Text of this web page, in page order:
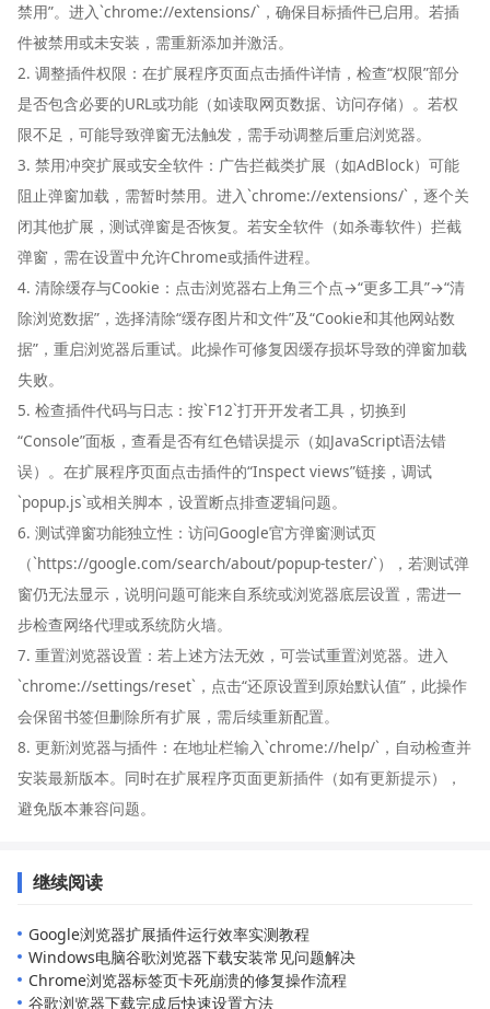
禁用”。进入`chrome://extensions/`，确保目标插件已启用。若插
件被禁用或未安装，需重新添加并激活。
2. 调整插件权限：在扩展程序页面点击插件详情，检查“权限”部分
是否包含必要的URL或功能（如读取网页数据、访问存储）。若权
限不足，可能导致弹窗无法触发，需手动调整后重启浏览器。
3. 禁用冲突扩展或安全软件：广告拦截类扩展（如AdBlock）可能
阻止弹窗加载，需暂时禁用。进入`chrome://extensions/`，逐个关
闭其他扩展，测试弹窗是否恢复。若安全软件（如杀毒软件）拦截
弹窗，需在设置中允许Chrome或插件进程。
4. 清除缓存与Cookie：点击浏览器右上角三个点→“更多工具”→“清
除浏览数据”，选择清除“缓存图片和文件”及“Cookie和其他网站数
据”，重启浏览器后重试。此操作可修复因缓存损坏导致的弹窗加载
失败。
5. 检查插件代码与日志：按`F12`打开开发者工具，切换到
“Console”面板，查看是否有红色错误提示（如JavaScript语法错
误）。在扩展程序页面点击插件的“Inspect views”链接，调试
`popup.js`或相关脚本，设置断点排查逻辑问题。
6. 测试弹窗功能独立性：访问Google官方弹窗测试页
（`https://google.com/search/about/popup-tester/`），若测试弹
窗仍无法显示，说明问题可能来自系统或浏览器底层设置，需进一
步检查网络代理或系统防火墙。
7. 重置浏览器设置：若上述方法无效，可尝试重置浏览器。进入
`chrome://settings/reset`，点击“还原设置到原始默认值”，此操作
会保留书签但删除所有扩展，需后续重新配置。
8. 更新浏览器与插件：在地址栏输入`chrome://help/`，自动检查并
安装最新版本。同时在扩展程序页面更新插件（如有更新提示），
避免版本兼容问题。
继续阅读
Google浏览器扩展插件运行效率实测教程
Windows电脑谷歌浏览器下载安装常见问题解决
Chrome浏览器标签页卡死崩溃的修复操作流程
谷歌浏览器下载完成后快速设置方法